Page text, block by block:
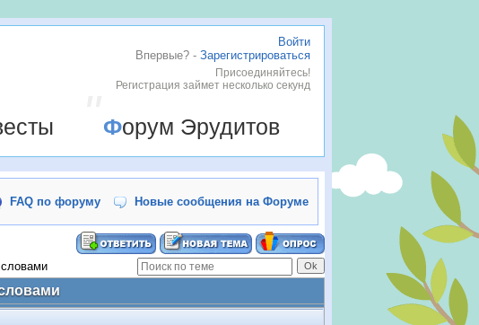
Войти
Впервые? - Зарегистрироваться
Присоединяйтесь!
Регистрация займет несколько секунд
Форум Эрудитов
FAQ по форуму Новые сообщения на Форуме